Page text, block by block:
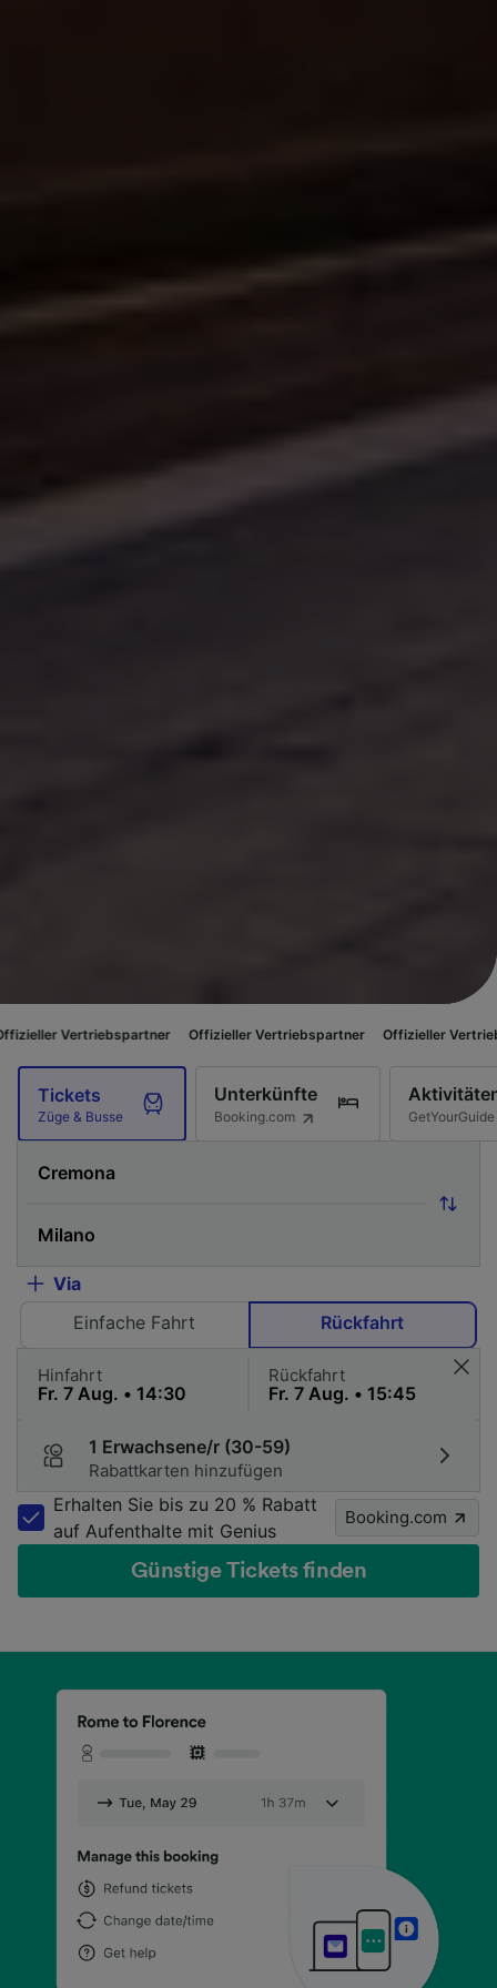
Offizieller Vertriebspartner Offizieller Vertriebspartner
Tickets
Züge & Busse
Unterkünfte
Booking.com GetYourGuide
Via
Einfache Fahrt
Rückfahrt
Hinfahrt Rückfahrt
1 Erwachsene/r (30-59)
Rabattkarten hinzufügen
Erhalten Sie bis zu 20 % Rabatt
auf Aufenthalte mit Genius
Booking.com
Günstige Tickets finden